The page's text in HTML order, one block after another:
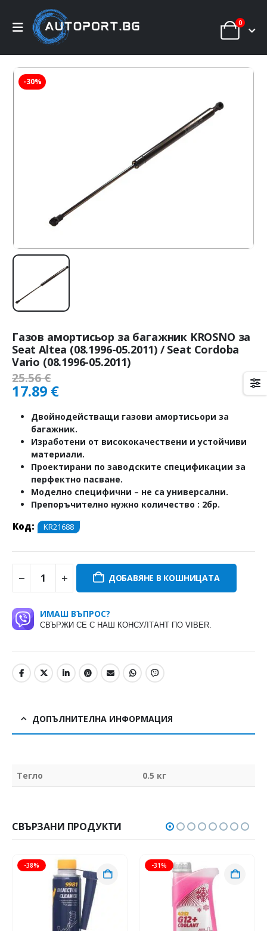
0
-30%
Газов амортисьор за багажник KROSNO за
Seat Altea (08.1996-05.2011) / Seat Cordoba
Vario (08.1996-05.2011)
25.56€
17.89 €
Двойнодействащи газови амортисьори за
багажник.
Изработени от висококачествени и устойчиви
материали.
Проектирани по заводските спецификации за
перфектно пасване.
Моделно специфични – не са универсални.
Препоръчително нужно количество : 2бр.
Код: KR21688
ДОБАВЯНЕ В КОШНИЦАТА
ИМАШ ВЪПРОС?
СВЪРЖИ СЕ С НАШ КОНСУЛТАНТ ПО VIBER.
ДОПЪЛНИТЕЛНА ИНФОРМАЦИЯ
Тегло 0.5 кг
СВЪРЗАНИ ПРОДУКТИ
-38% -31%